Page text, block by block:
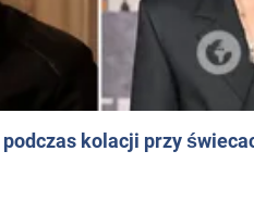
podczas kolacji przy